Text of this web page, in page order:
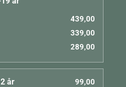
439,00
339,00
289,00
år 99,00